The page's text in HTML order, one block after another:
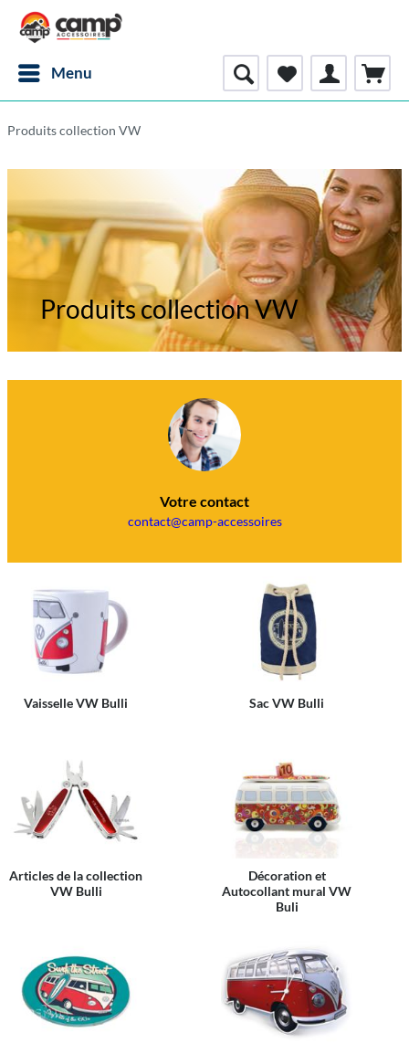
Menu
Produits collection VW
Produits collection VW
Votre contact
contact@camp-accessoires
Vaisselle VW Bulli Sac VW Bulli
Articles de la collection
VW Bulli
Décoration et
Autocollant mural VW
Buli